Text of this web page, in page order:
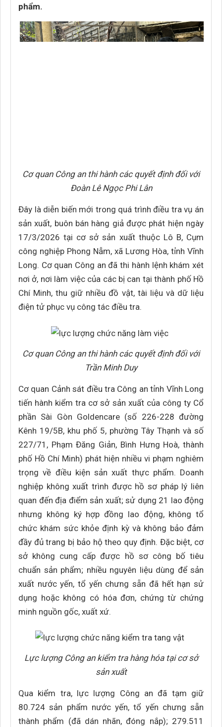
phẩm.
Cơ quan Công an thi hành các quyết định đối với
Đoàn Lê Ngọc Phi Lân
Đây là diễn biến mới trong quá trình điều tra vụ án
sản xuất, buôn bán hàng giả được phát hiện ngày
17/3/2026 tại cơ sở sản xuất thuộc Lô B, Cụm
công nghiệp Phong Nẫm, xã Lương Hòa, tỉnh Vĩnh
Long. Cơ quan Công an đã thi hành lệnh khám xét
nơi ở, nơi làm việc của các bị can tại thành phố Hồ
Chí Minh, thu giữ nhiều đồ vật, tài liệu và dữ liệu
điện tử phục vụ công tác điều tra.
Cơ quan Công an thi hành các quyết định đối với
Trần Minh Duy
Cơ quan Cảnh sát điều tra Công an tỉnh Vĩnh Long
tiến hành kiểm tra cơ sở sản xuất của công ty Cổ
phần Sài Gòn Goldencare (số 226-228 đường
Kênh 19/5B, khu phố 5, phường Tây Thạnh và số
227/71, Phạm Đăng Giản, Bình Hưng Hoà, thành
phố Hồ Chí Minh) phát hiện nhiều vi phạm nghiêm
trọng về điều kiện sản xuất thực phẩm. Doanh
nghiệp không xuất trình được hồ sơ pháp lý liên
quan đến địa điểm sản xuất; sử dụng 21 lao động
nhưng không ký hợp đồng lao động, không tổ
chức khám sức khỏe định kỳ và không bảo đảm
đầy đủ trang bị bảo hộ theo quy định. Đặc biệt, cơ
sở không cung cấp được hồ sơ công bố tiêu
chuẩn sản phẩm; nhiều nguyên liệu dùng để sản
xuất nước yến, tổ yến chưng sẵn đã hết hạn sử
dụng hoặc không có hóa đơn, chứng từ chứng
minh nguồn gốc, xuất xứ.
Lực lượng Công an kiểm tra hàng hóa tại cơ sở
sản xuất
Qua kiểm tra, lực lượng Công an đã tạm giữ
80.724 sản phẩm nước yến, tổ yến chưng sẵn
thành phẩm (đã dán nhãn, đóng nắp); 279.511